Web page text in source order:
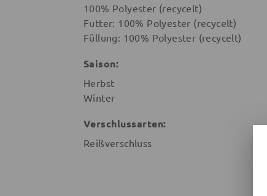
100% Polyester (recycelt)
Futter: 100% Polyester (recycelt)
Füllung: 100% Polyester (recycelt)
Saison:
Herbst
Winter
Verschlussarten:
Reißverschluss